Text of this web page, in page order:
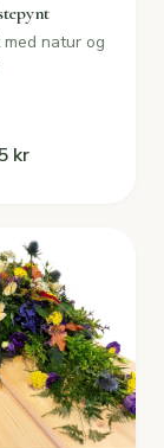
natur og
kr